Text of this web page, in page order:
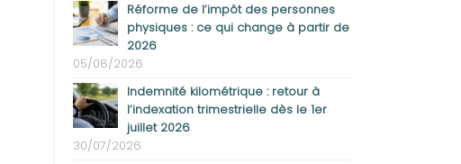
Réforme de l’impôt des personnes
physiques : ce qui change à partir de
2026
05/08/2026
Indemnité kilométrique : retour à
l’indexation trimestrielle dès le 1er
juillet 2026
30/07/2026